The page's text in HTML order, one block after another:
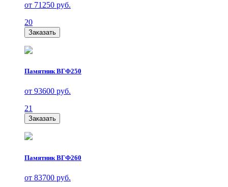
от 71250 руб.
20
Заказать
Памятник ВГФ250
от 93600 руб.
21
Заказать
Памятник ВГФ260
от 83700 руб.